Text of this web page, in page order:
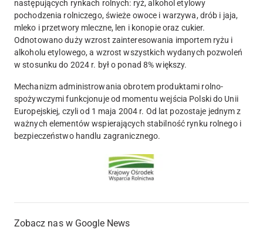
następujących rynkach rolnych: ryż, alkohol etylowy
pochodzenia rolniczego, świeże owoce i warzywa, drób i jaja,
mleko i przetwory mleczne, len i konopie oraz cukier.
Odnotowano duży wzrost zainteresowania importem ryżu i
alkoholu etylowego, a wzrost wszystkich wydanych pozwoleń
w stosunku do 2024 r. był o ponad 8% większy.
Mechanizm administrowania obrotem produktami rolno-
spożywczymi funkcjonuje od momentu wejścia Polski do Unii
Europejskiej, czyli od 1 maja 2004 r. Od lat pozostaje jednym z
ważnych elementów wspierających stabilność rynku rolnego i
bezpieczeństwo handlu zagranicznego.
Zobacz nas w Google News